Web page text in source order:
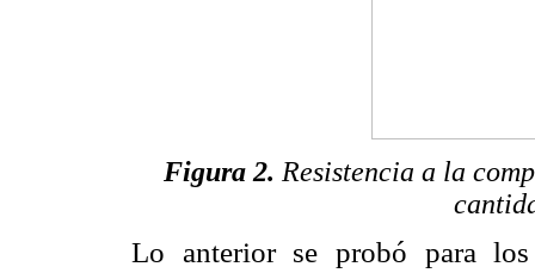
Figura 2. Resistencia a la
Lo anterior se probó para